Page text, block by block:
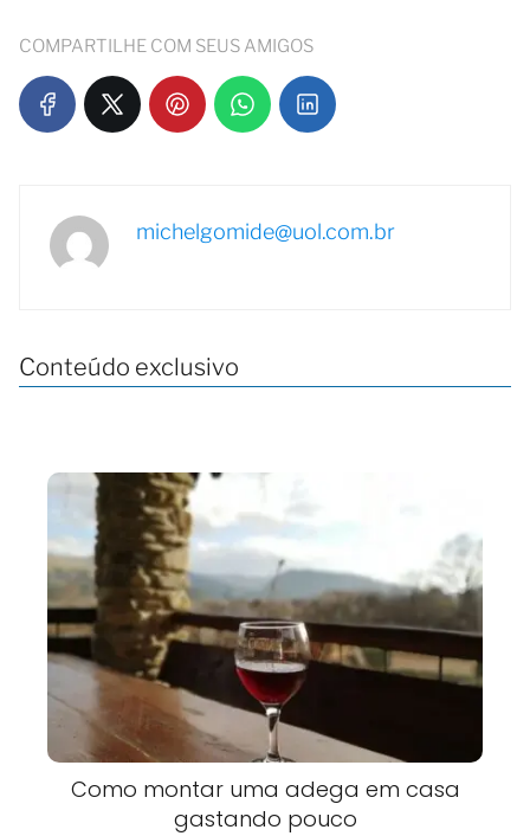
COMPARTILHE COM SEUS AMIGOS
michelgomide@uol.com.br
Conteúdo exclusivo
Como montar uma adega em casa
gastando pouco